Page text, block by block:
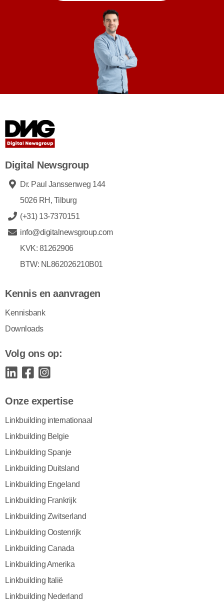
Digital Newsgroup
Dr. Paul Janssenweg 144
5026 RH, Tilburg
(+31) 13-7370151
info@digitalnewsgroup.com
KVK: 81262906
BTW: NL862026210B01
Kennis en aanvragen
Kennisbank
Downloads
Volg ons op:
Onze expertise
Linkbuilding internationaal
Linkbuilding Belgie
Linkbuilding Spanje
Linkbuilding Duitsland
Linkbuilding Engeland
Linkbuilding Frankrijk
Linkbuilding Zwitserland
Linkbuilding Oostenrijk
Linkbuilding Canada
Linkbuilding Amerika
Linkbuilding Italië
Linkbuilding Nederland